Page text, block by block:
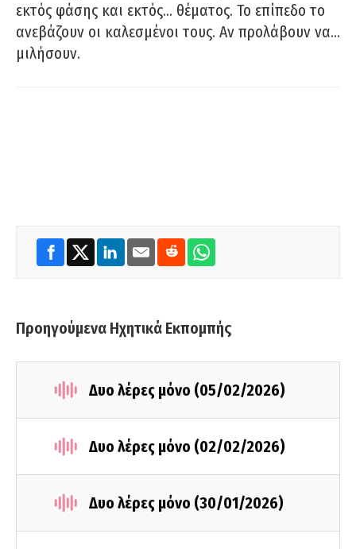
εκτός φάσης και εκτός… θέματος. Το επίπεδο το
ανεβάζουν οι καλεσμένοι τους. Αν προλάβουν να…
μιλήσουν.
Προηγούμενα Ηχητικά Εκπομπής
Δυο λέρες μόνο (05/02/2026)
Δυο λέρες μόνο (02/02/2026)
Δυο λέρες μόνο (30/01/2026)